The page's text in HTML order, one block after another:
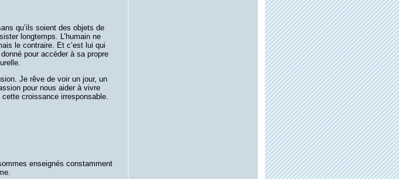
qu’ils soient des objets de
longtemps. L’humain ne
le contraire. Et c’est lui qui
pour accéder à sa propre
Je rêve de voir un jour, un
pour nous aider à vivre
croissance irresponsable.
enseignés constamment